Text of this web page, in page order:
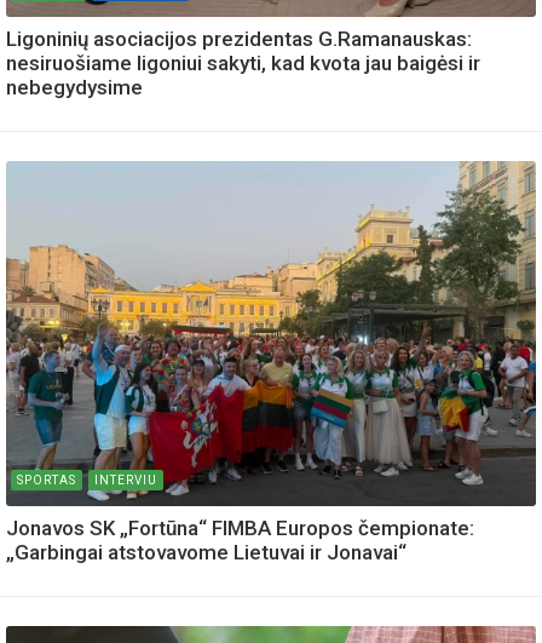
Ligoninių asociacijos prezidentas G.Ramanauskas:
nesiruošiame ligoniui sakyti, kad kvota jau baigėsi ir
nebegydysime
SPORTAS INTERVIU
Jonavos SK „Fortūna“ FIMBA Europos čempionate:
„Garbingai atstovavome Lietuvai ir Jonavai“